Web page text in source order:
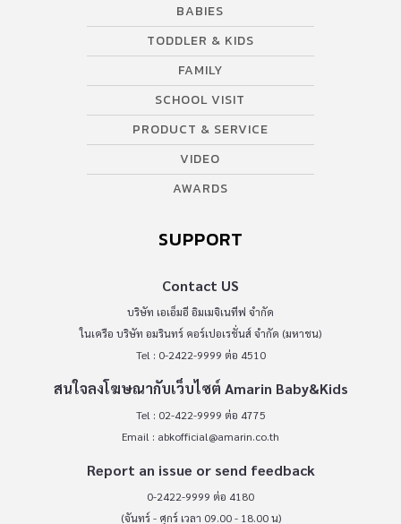
BABIES
TODDLER & KIDS
FAMILY
SCHOOL VISIT
PRODUCT & SERVICE
VIDEO
AWARDS
SUPPORT
Contact US
บริษัท เอเอ็มอี อิมเมจิเนทีฟ จำกัด
ในเครือ บริษัท อมรินทร์ คอร์เปอเรชั่นส์ จำกัด (มหาชน)
Tel : 0-2422-9999 ต่อ 4510
สนใจลงโฆษณากับเว็บไซต์ Amarin Baby&Kids
Tel : 02-422-9999 ต่อ 4775
Email : abkofficial@amarin.co.th
Report an issue or send feedback
0-2422-9999 ต่อ 4180
(จันทร์ - ศุกร์ เวลา 09.00 - 18.00 น)